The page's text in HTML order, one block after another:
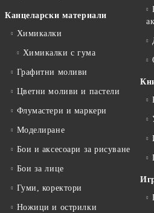
Канцеларски материали
Химикалки
Химикалки с гума
Графитни моливи
Цветни моливи и пастели
Флумастери и маркери
Моделиране
Бои и аксесоари за рисуване
Бои за лице
Гуми, коректори
Ножици и острилки